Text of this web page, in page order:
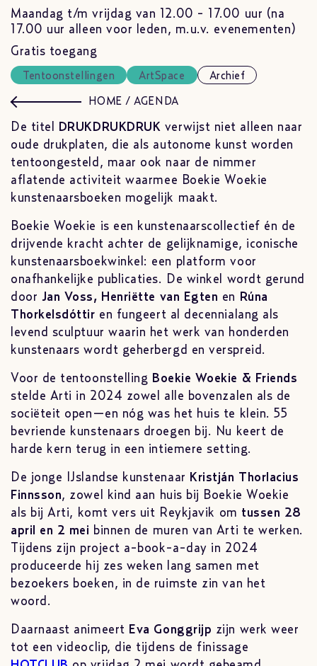
Maandag t/m vrijdag van 12.00 - 17.00 uur (na
17.00 uur alleen voor leden, m.u.v. evenementen)
Gratis toegang
Tentoonstellingen ArtSpace Archief
HOME / AGENDA
De titel DRUKDRUKDRUK verwijst niet alleen naar
oude drukplaten, die als autonome kunst worden
tentoongesteld, maar ook naar de nimmer
aflatende activiteit waarmee Boekie Woekie
kunstenaarsboeken mogelijk maakt.
Boekie Woekie is een kunstenaarscollectief én de
drijvende kracht achter de gelijknamige, iconische
kunstenaarsboekwinkel: een platform voor
onafhankelijke publicaties. De winkel wordt gerund
door Jan Voss, Henriëtte van Egten en
Rúna
Thorkelsdóttir en fungeert al decennialang als
levend sculptuur waarin het werk van honderden
kunstenaars wordt geherbergd en verspreid.
Voor de tentoonstelling Boekie Woekie & Friends
stelde Arti in 2024 zowel alle bovenzalen als de
sociëteit open—en nóg was het huis te klein. 55
bevriende kunstenaars droegen bij. Nu keert de
harde kern terug in een intiemere setting.
De jonge IJslandse kunstenaar Kristján Thorlacius
Finnsson, zowel kind aan huis bij Boekie Woekie
als bij Arti, komt vers uit Reykjavik om tussen 28
april en 2 mei binnen de muren van Arti te werken.
Tijdens zijn project a-book-a-day in 2024
produceerde hij zes weken lang samen met
bezoekers boeken, in de ruimste zin van het
woord.
Daarnaast animeert Eva Gonggrijp zijn werk weer
tot een videoclip, die tijdens de finissage